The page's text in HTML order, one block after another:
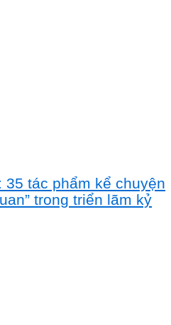
35 tác phẩm kể chuyện
trong triển lãm kỷ